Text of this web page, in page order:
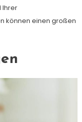
Ihrer
können einen großen